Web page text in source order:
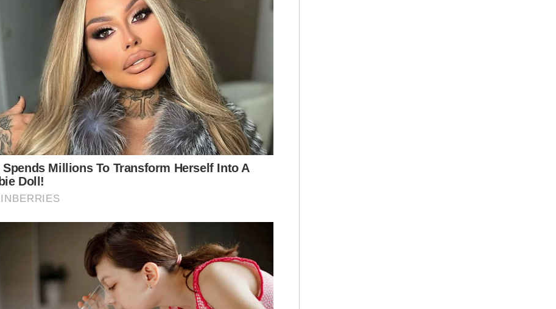
7 individu termasuk wanita hamil nyaris maut, kereta
dihempap pokok
Empat beranak nyaris maut dihempap pokok tumbang
1,085 kes pokok tumbang di seluruh negara - Bomba
beliau, task force tersebut juga perlu
pelan penggantian pokok dengan
fokus kepada Program Penanaman 1 Juta
di Kuala Lumpur serta perhatian kepada
seperti spesis pokok, ruang penanaman
dan kedalaman akar.
Channel rasmi Sinar Harian di WhatsApp
anda tidak terlepas berita-berita terkini
turun aplikasi Sinar Harian.Klik di sini!
Pokok Tumbang